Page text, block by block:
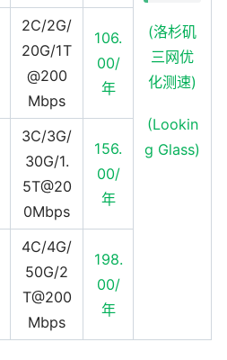
(洛杉矶
三网优
化测速)
(Lookin
g Glass)
2C/2G/
20G/1T
@200
Mbps
106.
00/
年
3C/3G/
30G/1.
5T@20
0Mbps
156.
00/
年
4C/4G/
50G/2
T@200
Mbps
198.
00/
年